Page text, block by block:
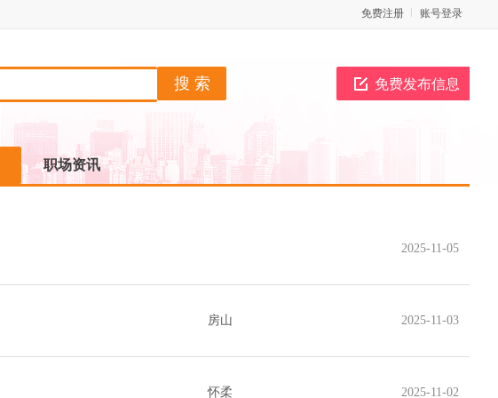
账号登录
免费注册
免费发布信息
职场资讯
2025-11-05
房山 2025-11-03
怀柔 2025-11-02